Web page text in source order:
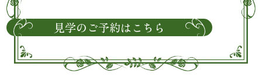
見学のご予約はこちら